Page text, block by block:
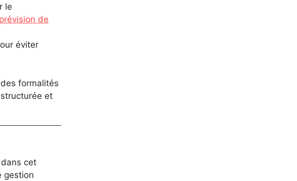
le
de
éviter
formalités
et
cet
gestion